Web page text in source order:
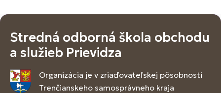
Stredná odborná škola obchodu
a služieb Prievidza
Organizácia je v zriaďovateľskej pôsobnosti
Trenčianskeho samosprávneho kraja